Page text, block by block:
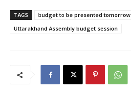
c
e
st
o
o
n
ai
l
ar
e
TAGS
budget to be presented tomorrow
Uttarakhand Assembly budget session